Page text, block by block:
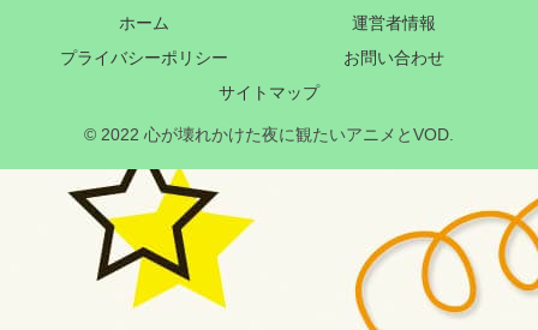
ホーム
運営者情報
プライバシーポリシー
お問い合わせ
サイトマップ
© 2022 心が壊れかけた夜に観たいアニメとVOD.